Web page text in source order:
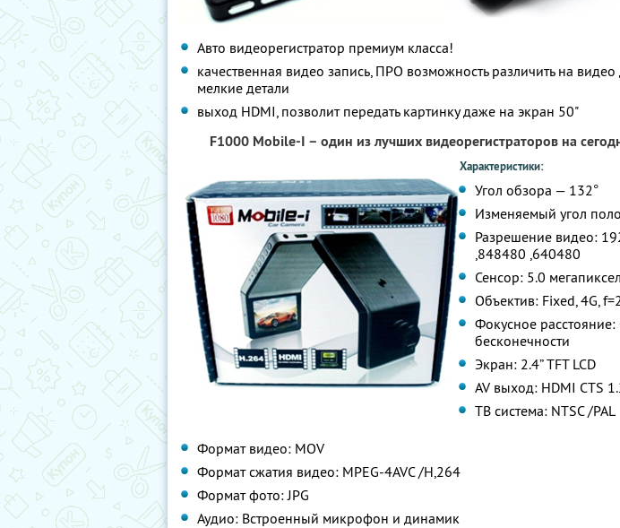
Авто видеорегистратор премиум класса!
качественная видео запись, ПРО возможность различить на
мелкие детали
выход HDMI, позволит передать картинку даже на экран 50"
F1000 Mobile-I – один из лучших видеорегистраторов на
Характеристики:
Угол обзора — 132°
Изменяемый угол
Разрешение видео:
,848480 ,640480
Сенсор: 5.0
Объектив: Fixed, 4G,
Фокусное
бесконечности
Экран: 2.4” TFT LCD
AV выход: HDMI CTS
ТВ система: NTSC /PAL
Формат видео: MOV
Формат сжатия видео: MPEG-4AVC /H,264
Формат фото: JPG
Аудио: Встроенный микрофон и динамик